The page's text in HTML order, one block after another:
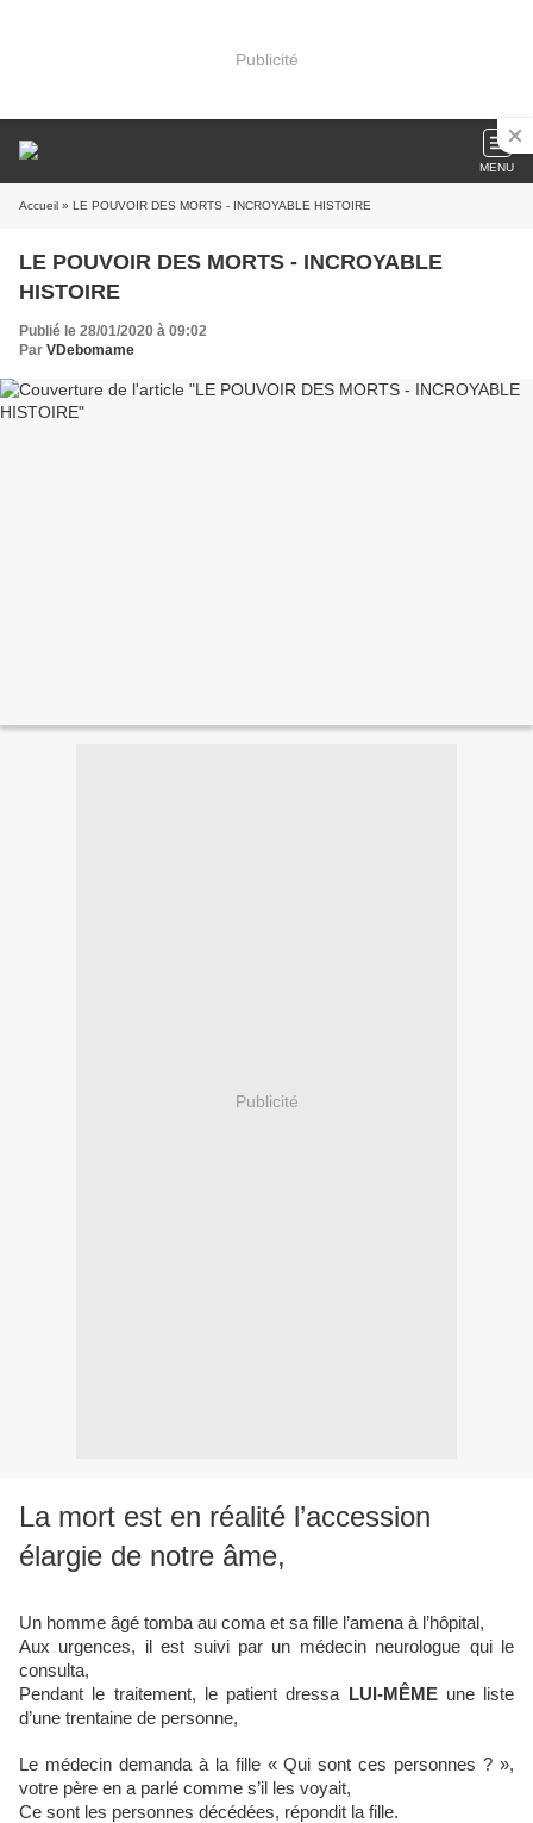
Publicité
MENU
Accueil » LE POUVOIR DES MORTS - INCROYABLE HISTOIRE
LE POUVOIR DES MORTS - INCROYABLE
HISTOIRE
Publié le 28/01/2020 à 09:02
Par VDebomame
Publicité
La mort est en réalité l’accession
élargie de notre âme,
Un homme âgé tomba au coma et sa fille l’amena à l’hôpital,
Aux urgences, il est suivi par un médecin neurologue qui le
consulta,
Pendant le traitement, le patient dressa
LUI-MÊMEune liste
d’une trentaine de personne,
Le médecin demanda à la fille « Qui sont ces personnes ? »,
votre père en a parlé comme s’il les voyait,
Ce sont les personnes décédées, répondit la fille.